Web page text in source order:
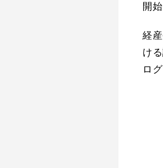
開
経
け
ロ